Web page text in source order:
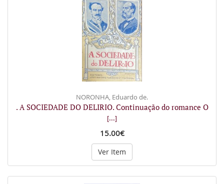
NORONHA, Eduardo de.
. A SOCIEDADE DO DELIRIO. Continuação do romance O
[...]
15.00€
Ver Item